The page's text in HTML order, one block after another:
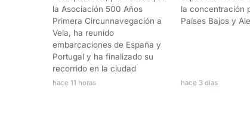
la Asociación 500 Años
Primera Circunnavegación a
Vela, ha reunido
embarcaciones de España y
Portugal y ha finalizado su
recorrido en la ciudad
hace 11 horas
la concentración
Países Bajos y
hace 3 días